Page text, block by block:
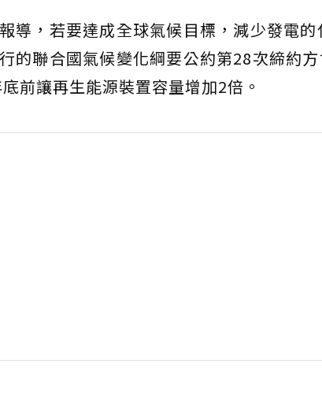
導，若要達成全球氣候目標，減少發電
的聯合國氣候變化綱要公約第28次締約
前讓再生能源裝置容量增加2倍。